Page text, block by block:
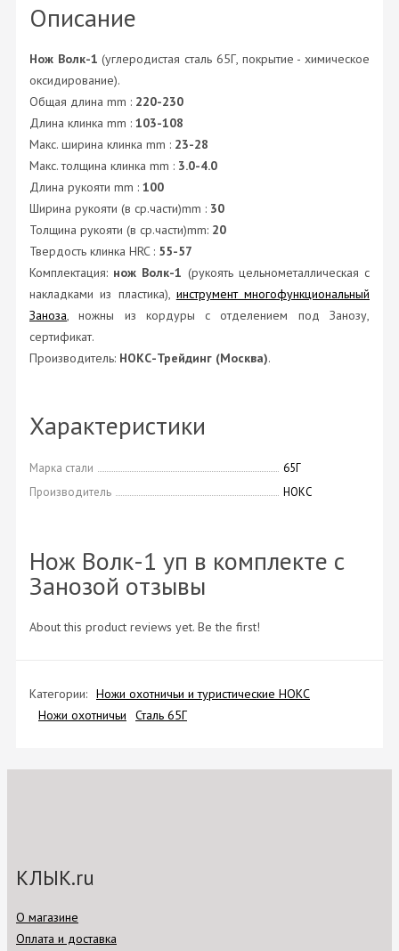
Описание
Нож Волк-1 (углеродистая сталь 65Г, покрытие - химическое
оксидирование).
Общая длина mm : 220-230
Длина клинка mm : 103-108
Макс. ширина клинка mm : 23-28
Макс. толщина клинка mm : 3.0-4.0
Длина рукояти mm : 100
Ширина рукояти (в ср.части)mm : 30
Толщина рукояти (в ср.части)mm: 20
Твердость клинка HRC : 55-57
Комплектация: нож Волк-1 (рукоять цельнометаллическая с
накладками из пластика), инструмент многофункциональный
Заноза, ножны из кордуры с отделением под Занозу,
сертификат.
Производитель: НОКС-Трейдинг (Москва).
Характеристики
Марка стали
65Г
Производитель
НОКС
Нож Волк-1 уп в комплекте с
Занозой отзывы
About this product reviews yet. Be the first!
Категории: Ножи охотничьи и туристические НОКС
Ножи охотничьи
Сталь 65Г
КЛЫК.ru
О магазине
Оплата и доставка